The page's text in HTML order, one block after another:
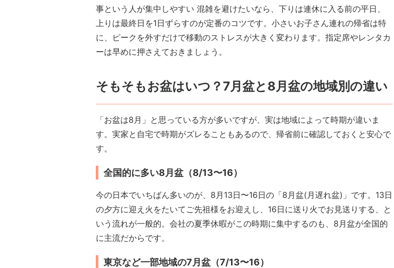
事という人が集中しやすい 混雑を避けたいなら、下りは連休に入る前の平日、
上りは最終日を1日ずらすのが定番のコツです。小さいお子さん連れの帰省は特
に、ピークを外すだけで移動のストレスが大きく変わります。指定席やレンタカ
ーは早めに押さえておきましょう。
そもそもお盆はいつ？7月盆と8月盆の地域別の違い
「お盆は8月」と思っている方が多いですが、実は地域によって時期が違いま
す。実家と自宅で時期がズレることもあるので、帰省前に確認しておくと安心で
す。
全国的に多い8月盆（8/13〜16）
今の日本でいちばん多いのが、8月13日〜16日の「8月盆(月遅れ盆)」です。13日
の夕方に迎え火をたいてご先祖様をお迎えし、16日に送り火でお見送りする、と
いう流れが一般的。会社の夏季休暇がこの時期に集中するのも、8月盆が全国的
に主流だからです。
東京など一部地域の7月盆（7/13〜16）